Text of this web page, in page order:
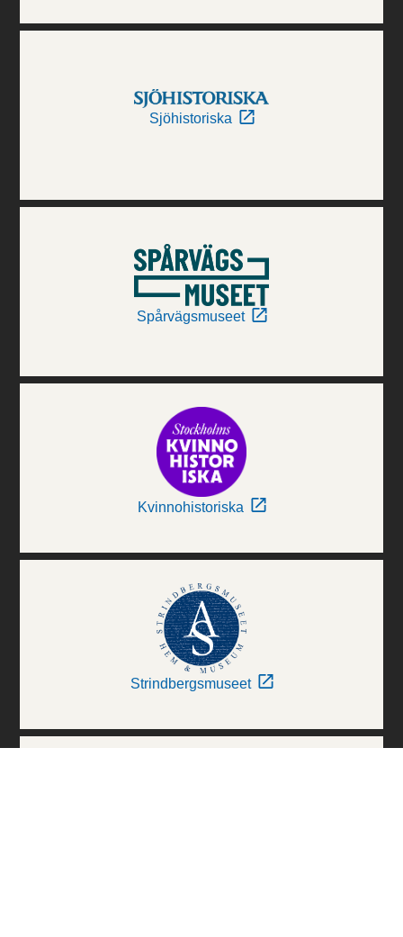
Sjöhistoriska
Spårvägsmuseet
Kvinnohistoriska
Strindbergsmuseet